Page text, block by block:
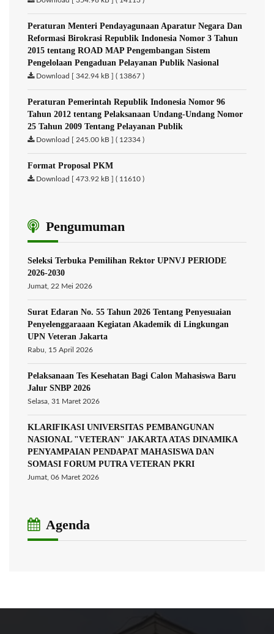
Peraturan Menteri Pendayagunaan Aparatur Negara Dan
Reformasi Birokrasi Republik Indonesia Nomor 3 Tahun
2015 tentang ROAD MAP Pengembangan Sistem
Pengelolaan Pengaduan Pelayanan Publik Nasional
Download [ 342.94 kB ] ( 13867 )
Peraturan Pemerintah Republik Indonesia Nomor 96
Tahun 2012 tentang Pelaksanaan Undang-Undang Nomor
25 Tahun 2009 Tentang Pelayanan Publik
Download [ 245.00 kB ] ( 12334 )
Format Proposal PKM
Download [ 473.92 kB ] ( 11610 )
Pengumuman
Seleksi Terbuka Pemilihan Rektor UPNVJ PERIODE
2026-2030
Jumat, 22 Mei 2026
Surat Edaran No. 55 Tahun 2026 Tentang Penyesuaian
Penyelenggaraaan Kegiatan Akademik di Lingkungan
UPN Veteran Jakarta
Rabu, 15 April 2026
Pelaksanaan Tes Kesehatan Bagi Calon Mahasiswa Baru
Jalur SNBP 2026
Selasa, 31 Maret 2026
KLARIFIKASI UNIVERSITAS PEMBANGUNAN
NASIONAL "VETERAN" JAKARTA ATAS DINAMIKA
PENYAMPAIAN PENDAPAT MAHASISWA DAN
SOMASI FORUM PUTRA VETERAN PKRI
Jumat, 06 Maret 2026
Agenda